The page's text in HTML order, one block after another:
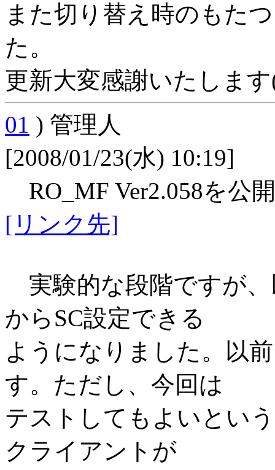
また切り替え時のもた
た。
更新大変感謝いたしま
01 ) 管理人
[2008/01/23(水) 10:19]
RO_MF Ver2.058を公
[リンク先]
実験的な段階ですが
からSC設定できる
ようになりました。以
す。ただし、今回は
テストしてもよいとい
クライアントが